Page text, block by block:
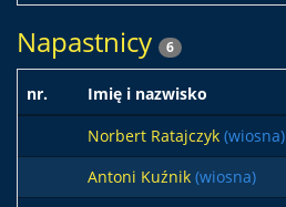
Napastnicy 6
nr. Imię i nazwisko
Norbert Ratajczyk (wiosna)
Antoni Kuźnik (wiosna)